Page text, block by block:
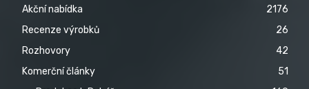
Akční nabídka
2176
Recenze výrobků
26
Rozhovory
42
Komerční články
51